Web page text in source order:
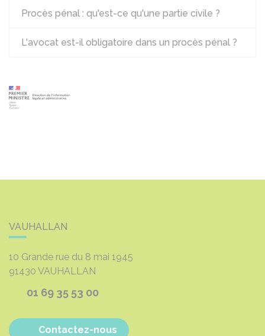
Procès pénal : qu'est-ce qu'une partie civile ?
L'avocat est-il obligatoire dans un procès pénal ?
VAUHALLAN
10 Grande rue du 8 mai 1945
91430 VAUHALLAN
01 69 35 53 00
Contactez-nous